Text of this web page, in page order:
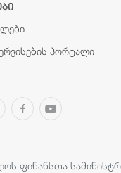
პორტალი
ფინანსთა